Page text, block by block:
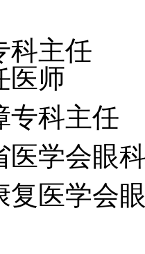
科主任
医师
专科主任
医学会眼
复医学会